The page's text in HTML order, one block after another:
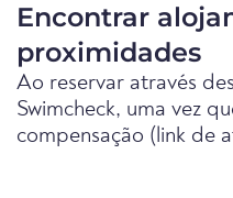
Encontrar
proximidades
Ao reservar através
Swimcheck, uma vez
compensação (link de